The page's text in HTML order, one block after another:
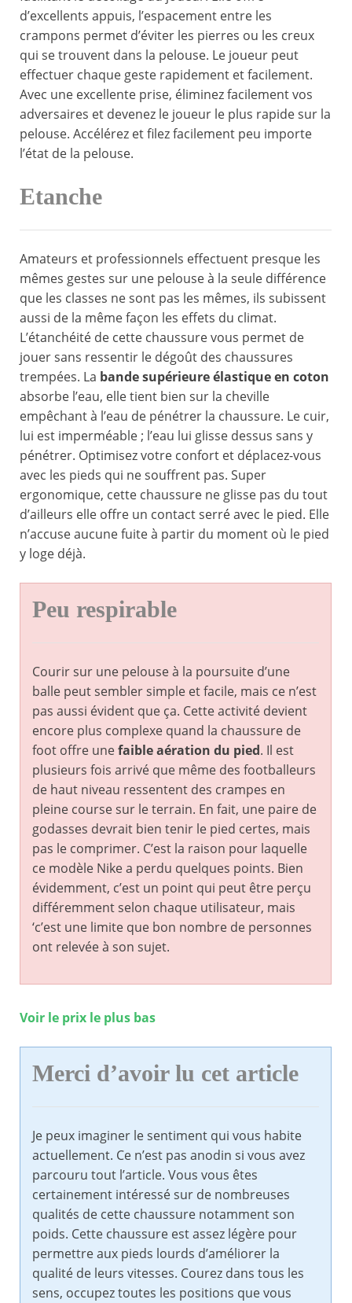
d’excellents appuis, l’espacement entre les
crampons permet d’éviter les pierres ou les creux
qui se trouvent dans la pelouse. Le joueur peut
effectuer chaque geste rapidement et facilement.
Avec une excellente prise, éliminez facilement vos
adversaires et devenez le joueur le plus rapide sur la
pelouse. Accélérez et filez facilement peu importe
l’état de la pelouse.
Etanche
Amateurs et professionnels effectuent presque les
mêmes gestes sur une pelouse à la seule différence
que les classes ne sont pas les mêmes, ils subissent
aussi de la même façon les effets du climat.
L’étanchéité de cette chaussure vous permet de
jouer sans ressentir le dégoût des chaussures
trempées. La bande supérieure élastique en coton
absorbe l’eau, elle tient bien sur la cheville
empêchant à l’eau de pénétrer la chaussure. Le cuir,
lui est imperméable ; l’eau lui glisse dessus sans y
pénétrer. Optimisez votre confort et déplacez-vous
avec les pieds qui ne souffrent pas. Super
ergonomique, cette chaussure ne glisse pas du tout
d’ailleurs elle offre un contact serré avec le pied. Elle
n’accuse aucune fuite à partir du moment où le pied
y loge déjà.
Peu respirable
Courir sur une pelouse à la poursuite d’une
balle peut sembler simple et facile, mais ce n’est
pas aussi évident que ça. Cette activité devient
encore plus complexe quand la chaussure de
foot offre unefaible aération du pied. Il est
plusieurs fois arrivé que même des footballeurs
de haut niveau ressentent des crampes en
pleine course sur le terrain. En fait, une paire de
godasses devrait bien tenir le pied certes, mais
pas le comprimer. C’est la raison pour laquelle
ce modèle Nike a perdu quelques points. Bien
évidemment, c’est un point qui peut être perçu
différemment selon chaque utilisateur, mais
‘c’est une limite que bon nombre de personnes
ont relevée à son sujet.
Voir le prix le plus bas
Merci d’avoir lu cet article
Je peux imaginer le sentiment qui vous habite
actuellement. Ce n’est pas anodin si vous avez
parcouru tout l’article. Vous vous êtes
certainement intéressé sur de nombreuses
qualités de cette chaussure notamment son
poids. Cette chaussure est assez légère pour
permettre aux pieds lourds d’améliorer la
qualité de leurs vitesses. Courez dans tous les
sens, occupez toutes les positions que vous